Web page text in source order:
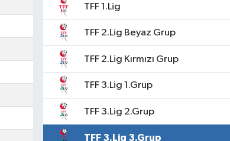
TFF 1.Lig
TFF 2.Lig Beyaz Grup
TFF 2.Lig Kırmızı Grup
TFF 3.Lig 1.Grup
TFF 3.Lig 2.Grup
TFF 3.Lig 3.Grup